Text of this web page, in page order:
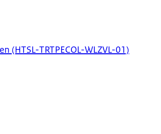
TRTPECOL-WLZVL-01)